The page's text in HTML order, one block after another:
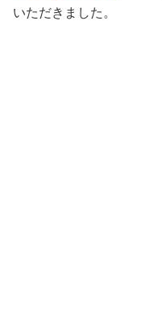
いただきました。